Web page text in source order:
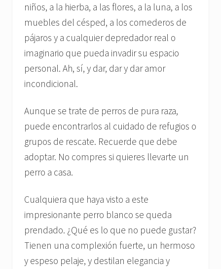
niños, a la hierba, a las flores, a la luna, a los
muebles del césped, a los comederos de
pájaros y a cualquier depredador real o
imaginario que pueda invadir su espacio
personal. Ah, sí, y dar, dar y dar amor
incondicional.
Aunque se trate de perros de pura raza,
puede encontrarlos al cuidado de refugios o
grupos de rescate. Recuerde que debe
adoptar. No compres si quieres llevarte un
perro a casa.
Cualquiera que haya visto a este
impresionante perro blanco se queda
prendado. ¿Qué es lo que no puede gustar?
Tienen una complexión fuerte, un hermoso
y espeso pelaje, y destilan elegancia y